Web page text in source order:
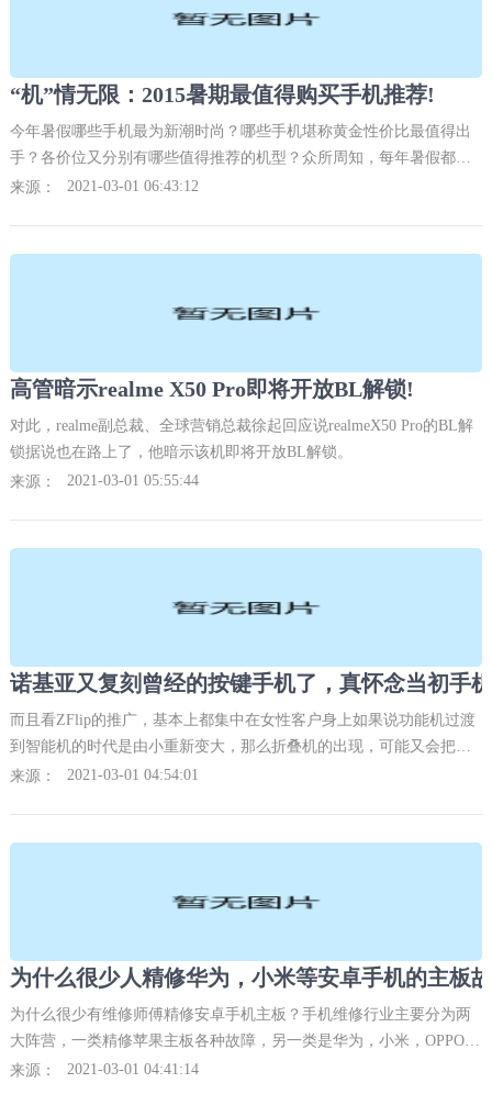
“机”情无限：2015暑期最值得购买手机推荐!
今年暑假哪些手机最为新潮时尚？哪些手机堪称黄金性价比最值得出
手？各价位又分别有哪些值得推荐的机型？众所周知，每年暑假都是
手机等数码产品销售的高峰期，厂商们五花八门的促销活动轮番上
来源： 2021-03-01 06:43:12
高管暗示realme X50 Pro即将开放BL解锁!
对此，realme副总裁、全球营销总裁徐起回应说realmeX50 Pro的BL解
锁据说也在路上了，他暗示该机即将开放BL解锁。
来源：
2021-03-01 05:55:44
而且看ZFlip的推广，基本上都集中在女性客户身上如果说功能机过渡
到智能机的时代是由小重新变大，那么折叠机的出现，可能又会把手
机这种终端重新变小，也没有人能够断言实体键盘以后就不会再出现
来源： 2021-03-01 04:54:01
为什么很少人精修华为，小米等安卓手机的主板
为什么很少有维修师傅精修安卓手机主板？手机维修行业主要分为两
大阵营，一类精修苹果主板各种故障，另一类是华为，小米，OPPO等
安卓手机的主板。第一，安卓品牌太多，三星，华为，OPPO,小米，
来源： 2021-03-01 04:41:14